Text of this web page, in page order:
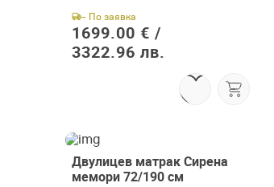
- По заявка
1699.00 € /
3322.96 лв.
Двулицев матрак Сирена
мемори 72/190 см